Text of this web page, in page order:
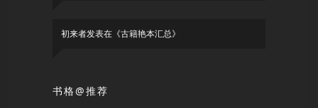
初来者发表在《古籍艳本汇总》
书格@推荐